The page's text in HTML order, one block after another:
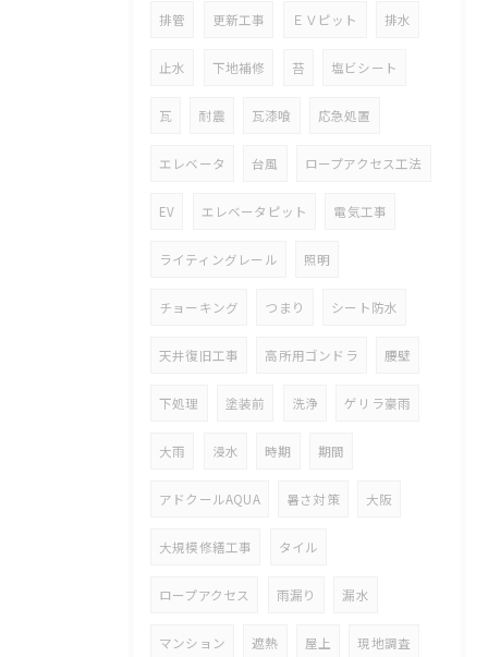
排管 更新工事 ＥＶピット 排水
止水 下地補修 苔 塩ビシート
瓦 耐震 瓦漆喰 応急処置
エレベータ 台風 ロープアクセス工法
EV エレベータピット 電気工事
ライティングレール 照明
チョーキング つまり シート防水
天井復旧工事 高所用ゴンドラ 腰壁
下処理 塗装前 洗浄 ゲリラ豪雨
大雨 浸水 時期 期間
アドクールAQUA 暑さ対策 大阪
大規模修繕工事 タイル
ロープアクセス 雨漏り 漏水
マンション 遮熱 屋上 現地調査